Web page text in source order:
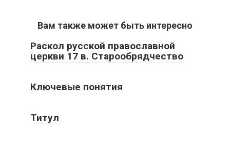
Вам также может быть интересно
Раскол русской православной
церкви 17 в. Старообрядчество
Ключевые понятия
Титул